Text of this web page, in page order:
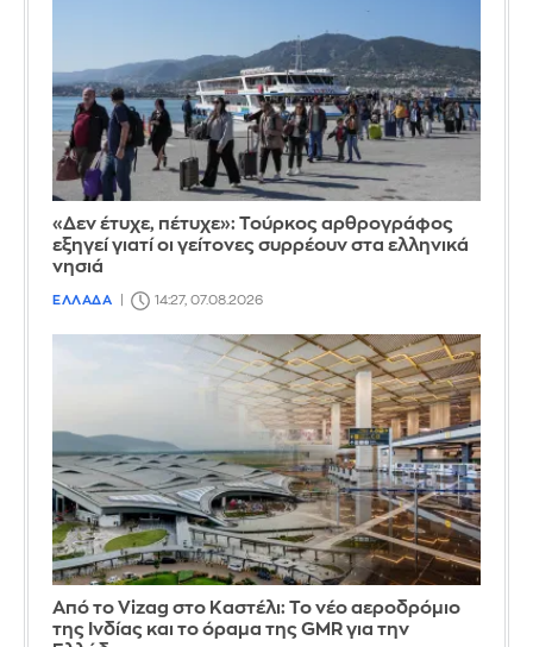
«Δεν έτυχε, πέτυχε»: Τούρκος αρθρογράφος
εξηγεί γιατί οι γείτονες συρρέουν στα ελληνικά
νησιά
ΕΛΛΑΔΑ 14:27, 07.08.2026
Από το Vizag στο Καστέλι: Το νέο αεροδρόμιο
της Ινδίας και το όραμα της GMR για την